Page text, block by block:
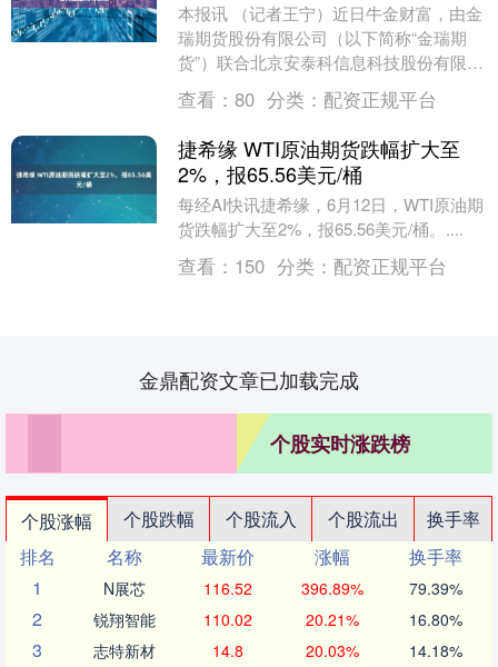
本报讯 （记者王宁）近日牛金财富，由金
瑞期货股份有限公司（以下简称“金瑞期
货”）联合北京安泰科信息科技股份有限公
司（以下简称“安泰科信息”）主办的“上
期‘强源助....
查看： 80 分类： 配资正规平台
捷希缘 WTI原油期货跌幅扩大至
2%，报65.56美元/桶
每经AI快讯捷希缘，6月12日，WTI原油期
货跌幅扩大至2%，报65.56美元/桶。....
查看： 150 分类： 配资正规平台
金鼎配资文章已加载完成
个股实时涨跌榜
个股涨幅 个股跌幅 个股流入 个股流出
换手率
排名
名称 最新价 涨幅
换手率
1
N展芯 116.52 396.89% 79.39%
2 锐翔智能 110.02 20.21% 16.80%
3 志特新材 14.8 20.03% 14.18%